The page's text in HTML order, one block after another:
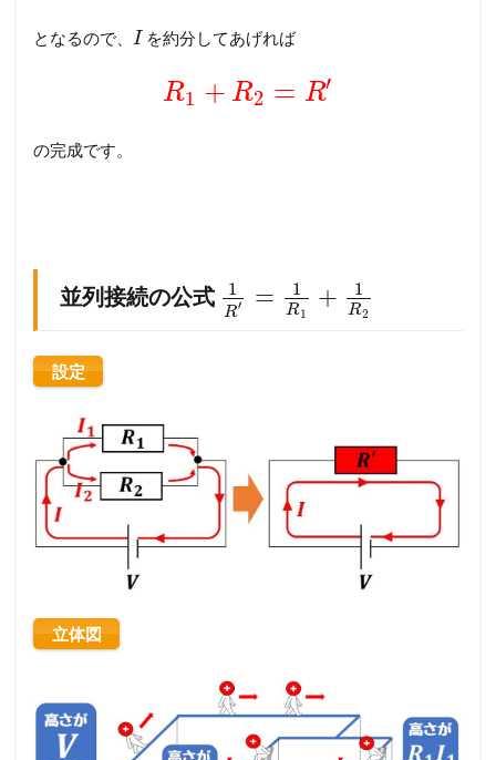
となるので、 I を約分してあげれば
R1 + R2 = R′
の完成です。
並列接続の公式 1
R′ = 1
R1
+ 1
R2
設定
立体図